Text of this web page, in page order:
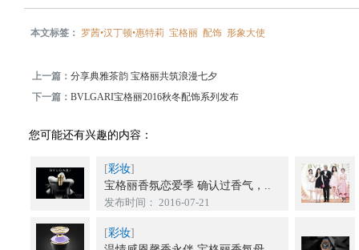
本文标签： 罗茜•汉丁顿•惠特莉 宝格丽 配饰 形象大使
上一篇：分享典雅茶韵 宝格丽共筑浪漫七夕
下一篇：BVLGARI宝格丽2016秋冬配饰系列发布
您可能还有兴趣的内容：
[彩妆]
宝格丽香氛恋爱季 确认过香气，..
发布时间： 2016-07-21
[彩妆]